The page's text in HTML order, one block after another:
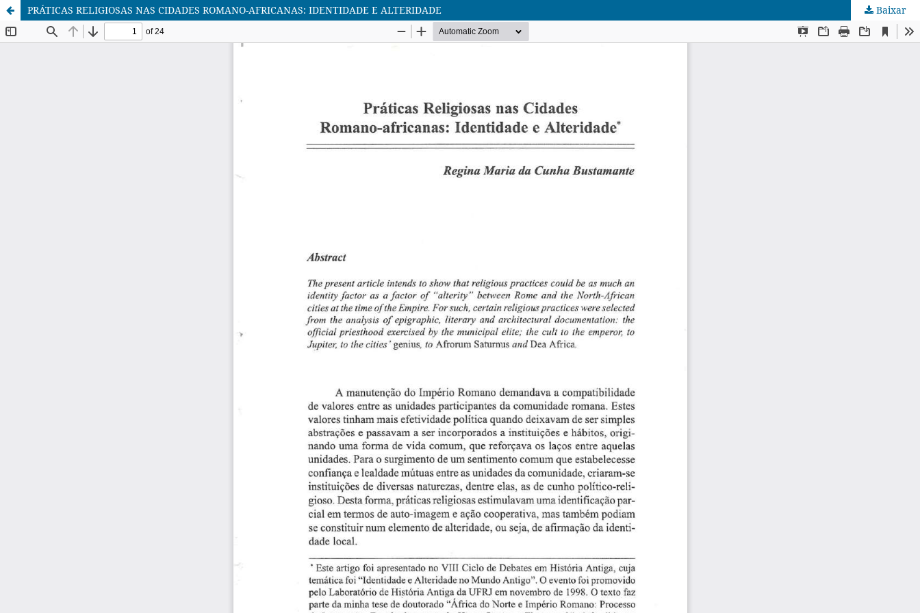
PRÁTICAS RELIGIOSAS NAS CIDADES ROMANO-AFRICANAS: IDENTIDADE E ALTERIDADE Baixar